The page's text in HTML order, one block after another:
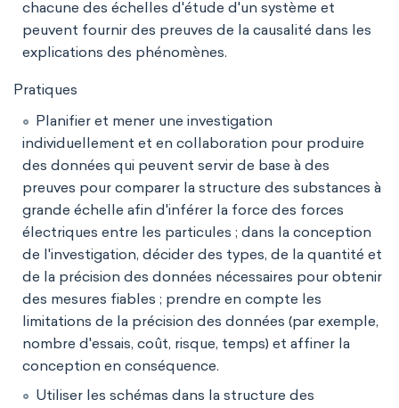
chacune des échelles d'étude d'un système et
peuvent fournir des preuves de la causalité dans les
explications des phénomènes.
Pratiques
Planifier et mener une investigation
individuellement et en collaboration pour produire
des données qui peuvent servir de base à des
preuves pour comparer la structure des substances à
grande échelle afin d'inférer la force des forces
électriques entre les particules ; dans la conception
de l'investigation, décider des types, de la quantité et
de la précision des données nécessaires pour obtenir
des mesures fiables ; prendre en compte les
limitations de la précision des données (par exemple,
nombre d'essais, coût, risque, temps) et affiner la
conception en conséquence.
Utiliser les schémas dans la structure des